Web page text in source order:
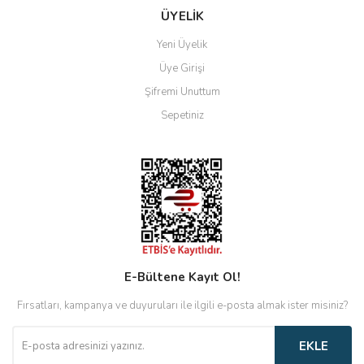
ÜYELİK
Yeni Üyelik
Üye Girişi
Şifremi Unuttum
Sepetiniz
E-Bültene Kayıt Ol!
Fırsatları, kampanya ve duyuruları ile ilgili e-posta almak ister misiniz?
EKLE